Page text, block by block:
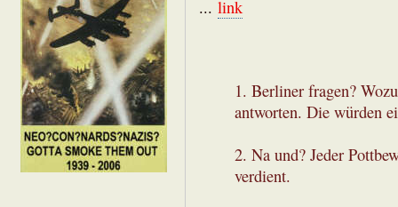
... link
1. Berliner fragen?
antworten. Die würden
2. Na und? Jeder
verdient.